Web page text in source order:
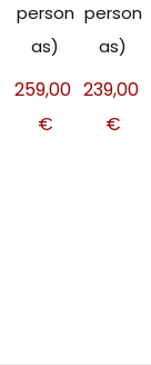
person
as)
259,00
€
person
as)
239,00
€